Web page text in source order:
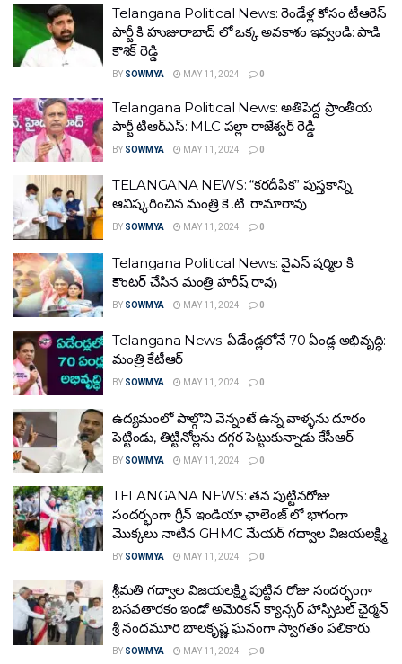
Telangana Political News: రెండేళ్ల కోసం టీఆరెస్
పార్టీ కి హుజురాబాద్ లో ఒక్క అవకాశం ఇవ్వండి: పాడి
కౌశిక్ రెడ్డి
BY SOWMYA MAY 11, 2024 0
Telangana Political News: అతిపెద్ద ప్రాంతీయ
పార్టీ టీఆర్‌ఎస్‌: MLC పల్లా రాజేశ్వర్ రెడ్డి
BY SOWMYA MAY 11, 2024 0
TELANGANA NEWS: “కరదీపిక” పుస్తకాన్ని
ఆవిష్కరించిన మంత్రి కె .టి .రామారావు
BY SOWMYA MAY 11, 2024 0
Telangana Political News: వైఎస్ షర్మిల కి
కౌంటర్ చేసిన మంత్రి హరీష్ రావు
BY SOWMYA MAY 11, 2024 0
Telangana News: ఏడేండ్లలోనే 70 ఏండ్ల అభివృద్ధి:
మంత్రి కేటీఆర్‌
BY SOWMYA MAY 11, 2024 0
ఉద్యమంలో పాల్గొని వెన్నంటే ఉన్న వాళ్ళను దూరం
పెట్టిండు, తిట్టినోల్లను దగ్గర పెట్టుకున్నాడు కేసీఆర్
BY SOWMYA MAY 11, 2024 0
TELANGANA NEWS: తన పుట్టినరోజు
సందర్భంగా గ్రీన్ ఇండియా ఛాలెంజ్ లో భాగంగా
మొక్కలు నాటిన GHMC మేయర్ గద్వాల విజయలక్ష్మి
BY SOWMYA MAY 11, 2024 0
శ్రీమతి గద్వాల విజయలక్ష్మి పుట్టిన రోజు సందర్భంగా
బసవతారకం ఇండో అమెరికన్ క్యాన్సర్ హాస్పిటల్ ఛైర్మన్
శ్రీ నందమూరి బాలకృష్ణ ఘనంగా స్వాగతం పలికారు.
BY SOWMYA MAY 11, 2024 0